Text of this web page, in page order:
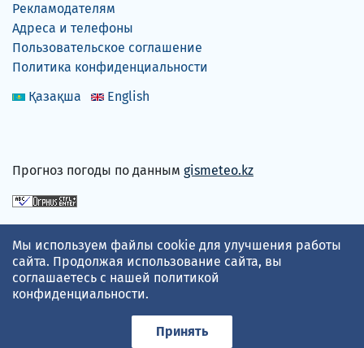
Рекламодателям
Адреса и телефоны
Пользовательское соглашение
Политика конфиденциальности
Қазақша
English
Прогноз погоды по данным gismeteo.kz
Принимаем карты
Мы используем файлы cookie для улучшения работы
сайта. Продолжая использование сайта, вы
соглашаетесь с нашей политикой
конфиденциальности.
Принять